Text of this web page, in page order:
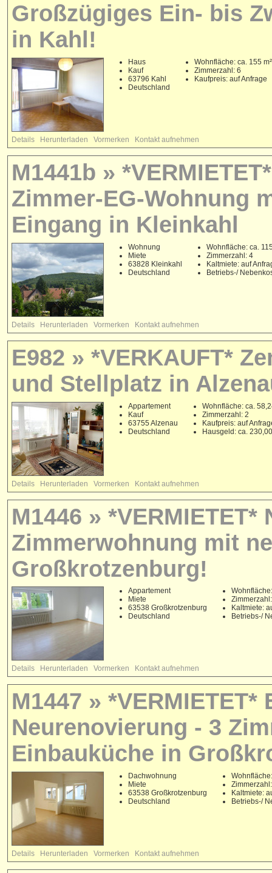
Großzügiges Ein- bis
in Kahl!
Haus
Kauf
63796 Kahl
Deutschland
Wohnfläche: ca. 155 m²
Zimmerzahl: 6
Kaufpreis: auf Anfrage
Details Herunterladen Vormerken Kontakt aufnehmen
M1441b »
Zimmer-EG-Wohnung
Eingang in Kleinkahl
Wohnung
Miete
63828 Kleinkahl
Deutschland
Wohnfläche: ca.
Zimmerzahl: 4
Kaltmiete: auf
Betriebs-/
Details Herunterladen Vormerken Kontakt aufnehmen
E982 » *VERKAUFT*
und Stellplatz in
Appartement
Kauf
63755 Alzenau
Deutschland
Wohnfläche: ca.
Zimmerzahl: 2
Kaufpreis: auf
Hausgeld: ca.
Details Herunterladen Vormerken Kontakt aufnehmen
M1446 »
Zimmerwohnung mit
Großkrotzenburg!
Appartement
Miete
63538 Großkrotzenburg
Deutschland
Kaltmiete:
Betriebs-/
Details Herunterladen Vormerken Kontakt aufnehmen
M1447 »
Neurenovierung - 3
Einbauküche in
Dachwohnung
Miete
63538 Großkrotzenburg
Deutschland
Kaltmiete:
Betriebs-/
Details Herunterladen Vormerken Kontakt aufnehmen